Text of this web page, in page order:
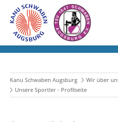
Kanu Schwaben Augsburg Wir über
Unsere Sportler - Profilseite